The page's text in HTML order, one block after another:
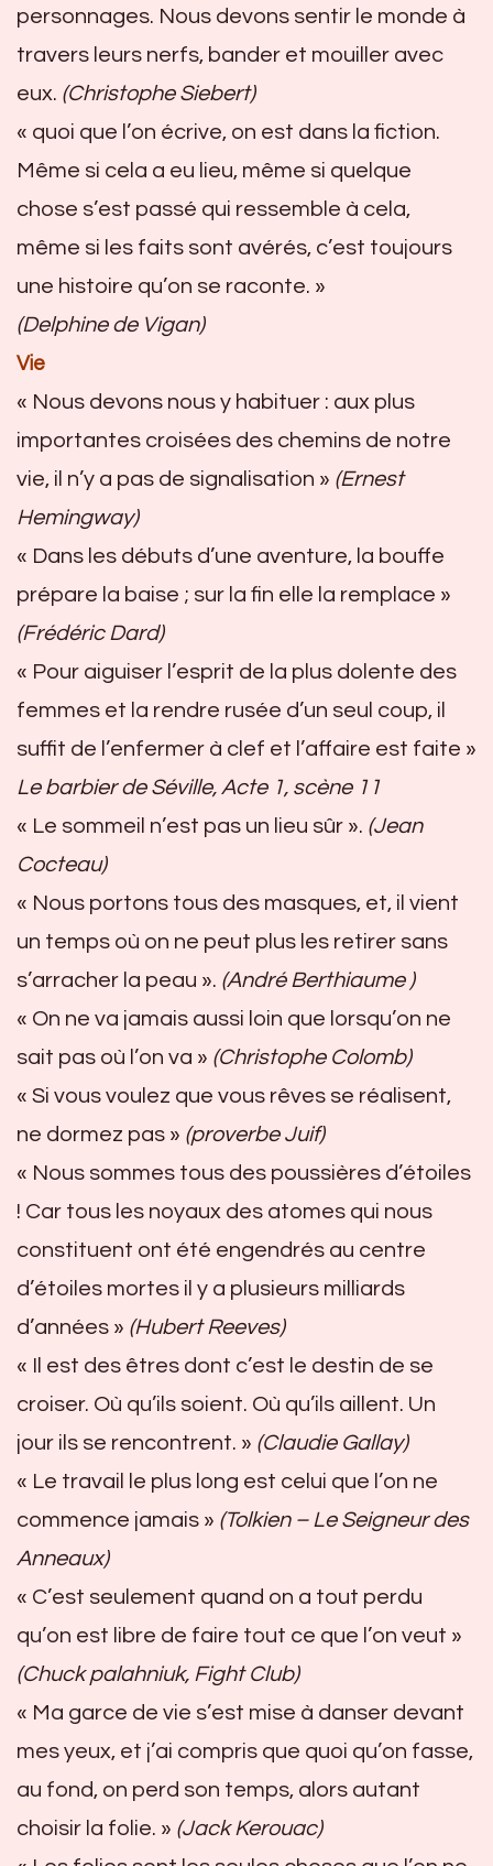
personnages. Nous devons sentir le monde à
travers leurs nerfs, bander et mouiller avec
eux. (Christophe Siebert)
« quoi que l’on écrive, on est dans la fiction.
Même si cela a eu lieu, même si quelque
chose s’est passé qui ressemble à cela,
même si les faits sont avérés, c’est toujours
une histoire qu’on se raconte. »
(Delphine de Vigan)
Vie
« Nous devons nous y habituer : aux plus
importantes croisées des chemins de notre
vie, il n’y a pas de signalisation » (Ernest
Hemingway)
« Dans les débuts d’une aventure, la bouffe
prépare la baise ; sur la fin elle la remplace »
(Frédéric Dard)
« Pour aiguiser l’esprit de la plus dolente des
femmes et la rendre rusée d’un seul coup, il
suffit de l’enfermer à clef et l’affaire est faite »
Le barbier de Séville, Acte 1, scène 11
« Le sommeil n’est pas un lieu sûr ». (Jean
Cocteau)
« Nous portons tous des masques, et, il vient
un temps où on ne peut plus les retirer sans
s’arracher la peau ». (André Berthiaume )
« On ne va jamais aussi loin que lorsqu’on ne
sait pas où l’on va » (Christophe Colomb)
« Si vous voulez que vous rêves se réalisent,
ne dormez pas » (proverbe Juif)
« Nous sommes tous des poussières d’étoiles
! Car tous les noyaux des atomes qui nous
constituent ont été engendrés au centre
d’étoiles mortes il y a plusieurs milliards
d’années » (Hubert Reeves)
« Il est des êtres dont c’est le destin de se
croiser. Où qu’ils soient. Où qu’ils aillent. Un
jour ils se rencontrent. » (Claudie Gallay)
« Le travail le plus long est celui que l’on ne
commence jamais » (Tolkien – Le Seigneur des
Anneaux)
« C’est seulement quand on a tout perdu
qu’on est libre de faire tout ce que l’on veut »
(Chuck palahniuk, Fight Club)
« Ma garce de vie s’est mise à danser devant
mes yeux, et j’ai compris que quoi qu’on fasse,
au fond, on perd son temps, alors autant
choisir la folie. » (Jack Kerouac)